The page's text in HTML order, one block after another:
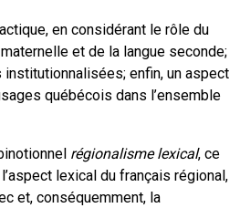
en considérant le rôle du
et de la langue seconde;
institutionnalisées; enfin, un aspect
québécois dans l’ensemble
régionalisme lexical, ce
lexical du français régional,
et, conséquemment, la